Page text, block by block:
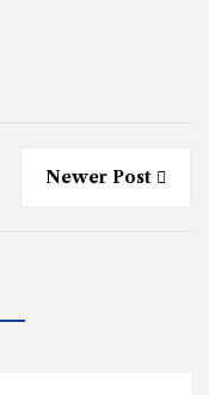
Newer Post